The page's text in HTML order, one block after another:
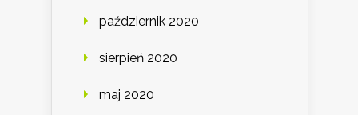
październik 2020
sierpień 2020
maj 2020